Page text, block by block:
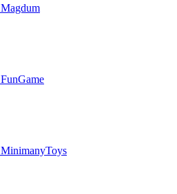
Magdum
FunGame
MinimanyToys